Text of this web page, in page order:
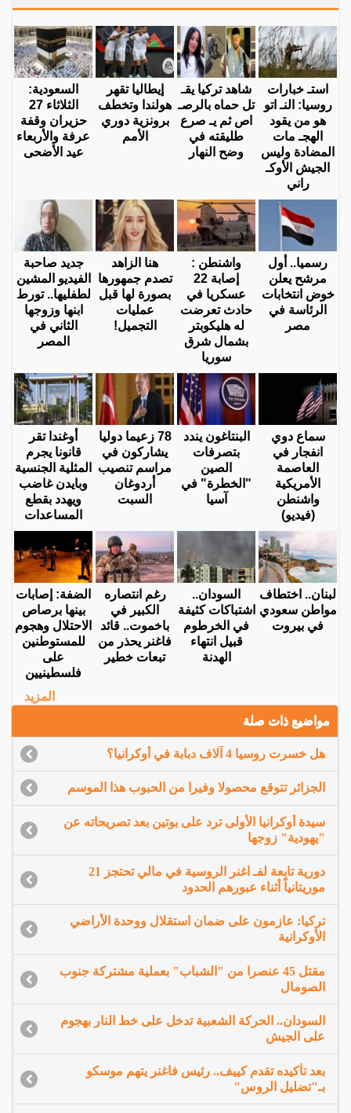
استـ خبارات
روسيا: النـ اتو
هو من يقود
الهجـ مات
المضادة وليس
الجيش الأوكـ
راني
شاهد تركيا يقـ
تل حماه بالرصـ
اص ثم يـ صرع
طليقته في
وضح النهار
إيطاليا تقهر
هولندا وتخطف
برونزية دوري
الأمم
السعودية:
الثلاثاء 27
حزيران وقفة
عرفة والأربعاء
عيد الأضحى
رسميا.. أول
مرشح يعلن
خوض انتخابات
الرئاسة في
مصر
واشنطن :
إصابة 22
عسكريا في
حادث تعرضت
له هليكوبتر
بشمال شرق
سوريا
هنا الزاهد
تصدم جمهورها
بصورة لها قبل
عمليات
التجميل!
جديد صاحبة
الفيديو المشين
لطفليها.. تورط
ابنها وزوجها
الثاني في
المصر
سماع دوي
انفجار في
العاصمة
الأمريكية
واشنطن
(فيديو)
البنتاغون يندد
بتصرفات
الصين
"الخطرة" في
آسيا
78 زعيما دوليا
يشاركون في
مراسم تنصيب
أردوغان
السبت
أوغندا تقر
قانونا يجرم
المثلية الجنسية
وبايدن غاضب
ويهدد بقطع
المساعدات
لبنان.. اختطاف
مواطن سعودي
في بيروت
السودان..
اشتباكات كثيفة
في الخرطوم
قبيل انتهاء
الهدنة
رغم انتصاره
الكبير في
باخموت.. قائد
فاغنر يحذر من
تبعات خطير
الضفة: إصابات
بينها برصاص
الاحتلال وهجوم
للمستوطنين
على
فلسطينيين
المزيد
مواضيع ذات صلة
هل خسرت روسيا 4 آلاف دبابة في أوكرانيا؟
الجزائر تتوقع محصولا وفيرا من الحبوب هذا الموسم
سيدة أوكرانيا الأولى ترد على بوتين بعد تصريحاته عن
"يهودية" زوجها
دورية تابعة لفـ اغنر الروسية في مالي تحتجز 21
موريتانياً أثناء عبورهم الحدود
تركيا: عازمون على ضمان استقلال ووحدة الأراضي
الأوكرانية
مقتل 45 عنصرا من "الشباب" بعملية مشتركة جنوب
الصومال
السودان.. الحركة الشعبية تدخل على خط النار بهجوم
على الجيش
بعد تأكيده تقدم كييف.. رئيس فاغنر يتهم موسكو
بـ"تضليل الروس"